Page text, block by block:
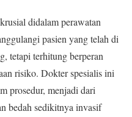
didalam perawatan
pasien yang telah di
tetapi terhitung berperan
risiko. Dokter spesialis ini
prosedur, menjadi dari
bedah sedikitnya invasif